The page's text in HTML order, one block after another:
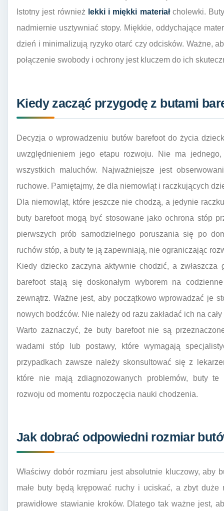
Istotny jest również lekki i miękki materiałcholewki.
nadmiernie usztywniać stopy. Miękkie, oddychające
dzień i minimalizują ryzyko otarć czy odcisków. Ważne,
połączenie swobody i ochrony jest kluczem do ich
Kiedy zacząć przygodę z butami
Decyzja o wprowadzeniu butów barefoot do życia
uwzględnieniem jego etapu rozwoju. Nie ma
wszystkich maluchów. Najważniejsze jest
ruchowe. Pamiętajmy, że dla niemowląt i raczkujących
Dla niemowląt, które jeszcze nie chodzą, a jedynie
buty barefoot mogą być stosowane jako ochrona stóp
pierwszych prób samodzielnego poruszania się po
ruchów stóp, a buty te ją zapewniają, nie ograniczając
Kiedy dziecko zaczyna aktywnie chodzić, a
barefoot stają się doskonałym wyborem na
zewnątrz. Ważne jest, aby początkowo wprowadzać je
nowych bodźców. Nie należy od razu zakładać ich na
Warto zaznaczyć, że buty barefoot nie są
wadami stóp lub postawy, które wymagają
przypadkach zawsze należy skonsultować się z
które nie mają zdiagnozowanych problemów, buty te
rozwoju od momentu rozpoczęcia nauki chodzenia.
Jak dobrać odpowiedni rozmiar
Właściwy dobór rozmiaru jest absolutnie kluczowy, aby
małe buty będą krępować ruchy i uciskać, a zbyt
prawidłowe stawianie kroków. Dlatego tak ważne jest,